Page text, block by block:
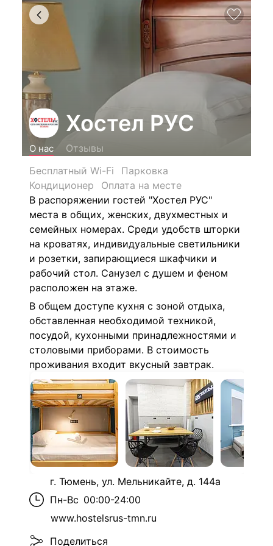
Хостел РУС
О нас
Отзывы
Бесплатный Wi-Fi
Парковка
Кондиционер
Оплата на месте
В распоряжении гостей "Хостел РУС"
места в общих, женских, двухместных и
семейных номерах. Среди удобств шторки
на кроватях, индивидуальные светильники
и розетки, запирающиеся шкафчики и
рабочий стол. Санузел с душем и феном
расположен на этаже.
В общем доступе кухня с зоной отдыха,
обставленная необходимой техникой,
посудой, кухонными принадлежностями и
столовыми приборами. В стоимость
проживания входит вкусный завтрак.
г. Тюмень, ул. Мельникайте, д. 144а
Пн-Вс 00:00-24:00
www.hostelsrus-tmn.ru
Поделиться